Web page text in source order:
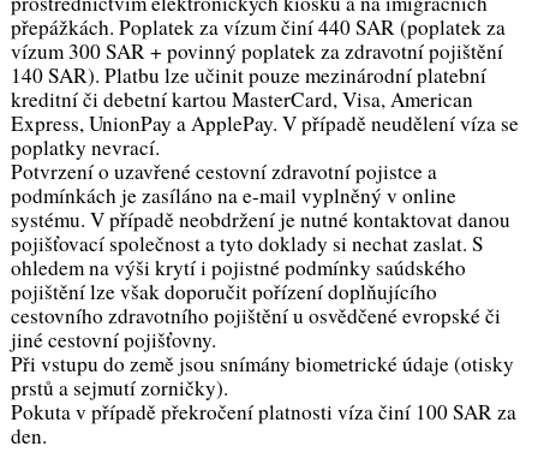
přepážkách. Poplatek za vízum činí 440 SAR (poplatek za
vízum 300 SAR + povinný poplatek za zdravotní pojištění
140 SAR). Platbu lze učinit pouze mezinárodní platební
kreditní či debetní kartou MasterCard, Visa, American
Express, UnionPay a ApplePay. V případě neudělení víza se
poplatky nevrací.
Potvrzení o uzavřené cestovní zdravotní pojistce a
podmínkách je zasíláno na e-mail vyplněný v online
systému. V případě neobdržení je nutné kontaktovat danou
pojišťovací společnost a tyto doklady si nechat zaslat. S
ohledem na výši krytí i pojistné podmínky saúdského
pojištění lze však doporučit pořízení doplňujícího
cestovního zdravotního pojištění u osvědčené evropské či
jiné cestovní pojišťovny.
Při vstupu do země jsou snímány biometrické údaje (otisky
prstů a sejmutí zorničky).
Pokuta v případě překročení platnosti víza činí 100 SAR za
den.